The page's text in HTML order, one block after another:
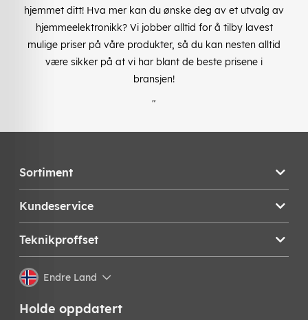
hjemmet ditt! Hva mer kan du ønske deg av et utvalg av
hjemmeelektronikk? Vi jobber alltid for å tilby lavest
mulige priser på våre produkter, så du kan nesten alltid
være sikker på at vi har blant de beste prisene i
bransjen!
"
Sortiment
Kundeservice
Teknikproffset
Endre Land
Holde oppdatert